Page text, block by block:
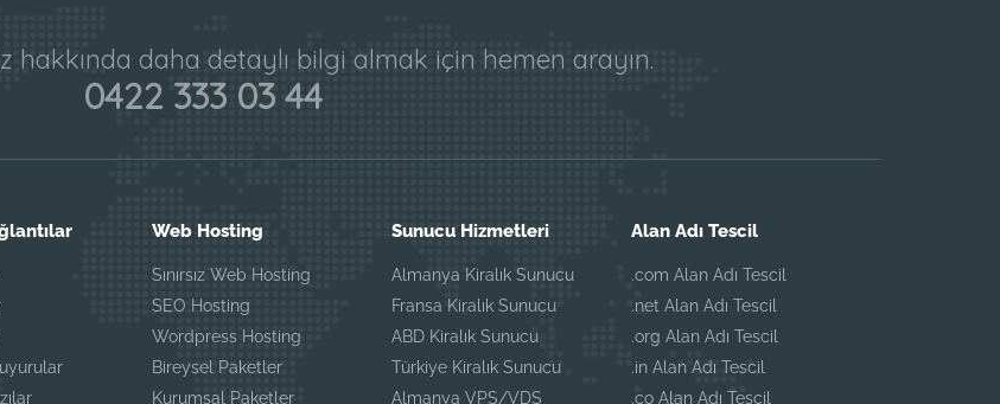
hakkında daha detaylı bilgi almak için hemen arayın.
0422 333 03 44
Web Hosting
Sınırsız Web Hosting
SEO Hosting
Wordpress Hosting
Bireysel Paketler
Kurumsal Paketler
Sunucu Hizmetleri
Almanya Kiralık Sunucu
Fransa Kiralık Sunucu
ABD Kiralık Sunucu
Türkiye Kiralık Sunucu
Almanya VPS/VDS
Alan Adı Tescil
.com Alan Adı Tescil
.net Alan Adı Tescil
.org Alan Adı Tescil
.in Alan Adı Tescil
.co Alan Adı Tescil